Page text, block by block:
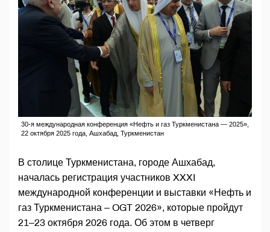
30-я международная конференция «Нефть и газ Туркменистана — 2025»,
22 октября 2025 года, Ашхабад, Туркменистан
В столице Туркменистана, городе Ашхабад,
началась регистрация участников XXXI
международной конференции и выставки «Нефть и
газ Туркменистана – OGT 2026», которые пройдут
21–23 октября 2026 года. Об этом в четверг